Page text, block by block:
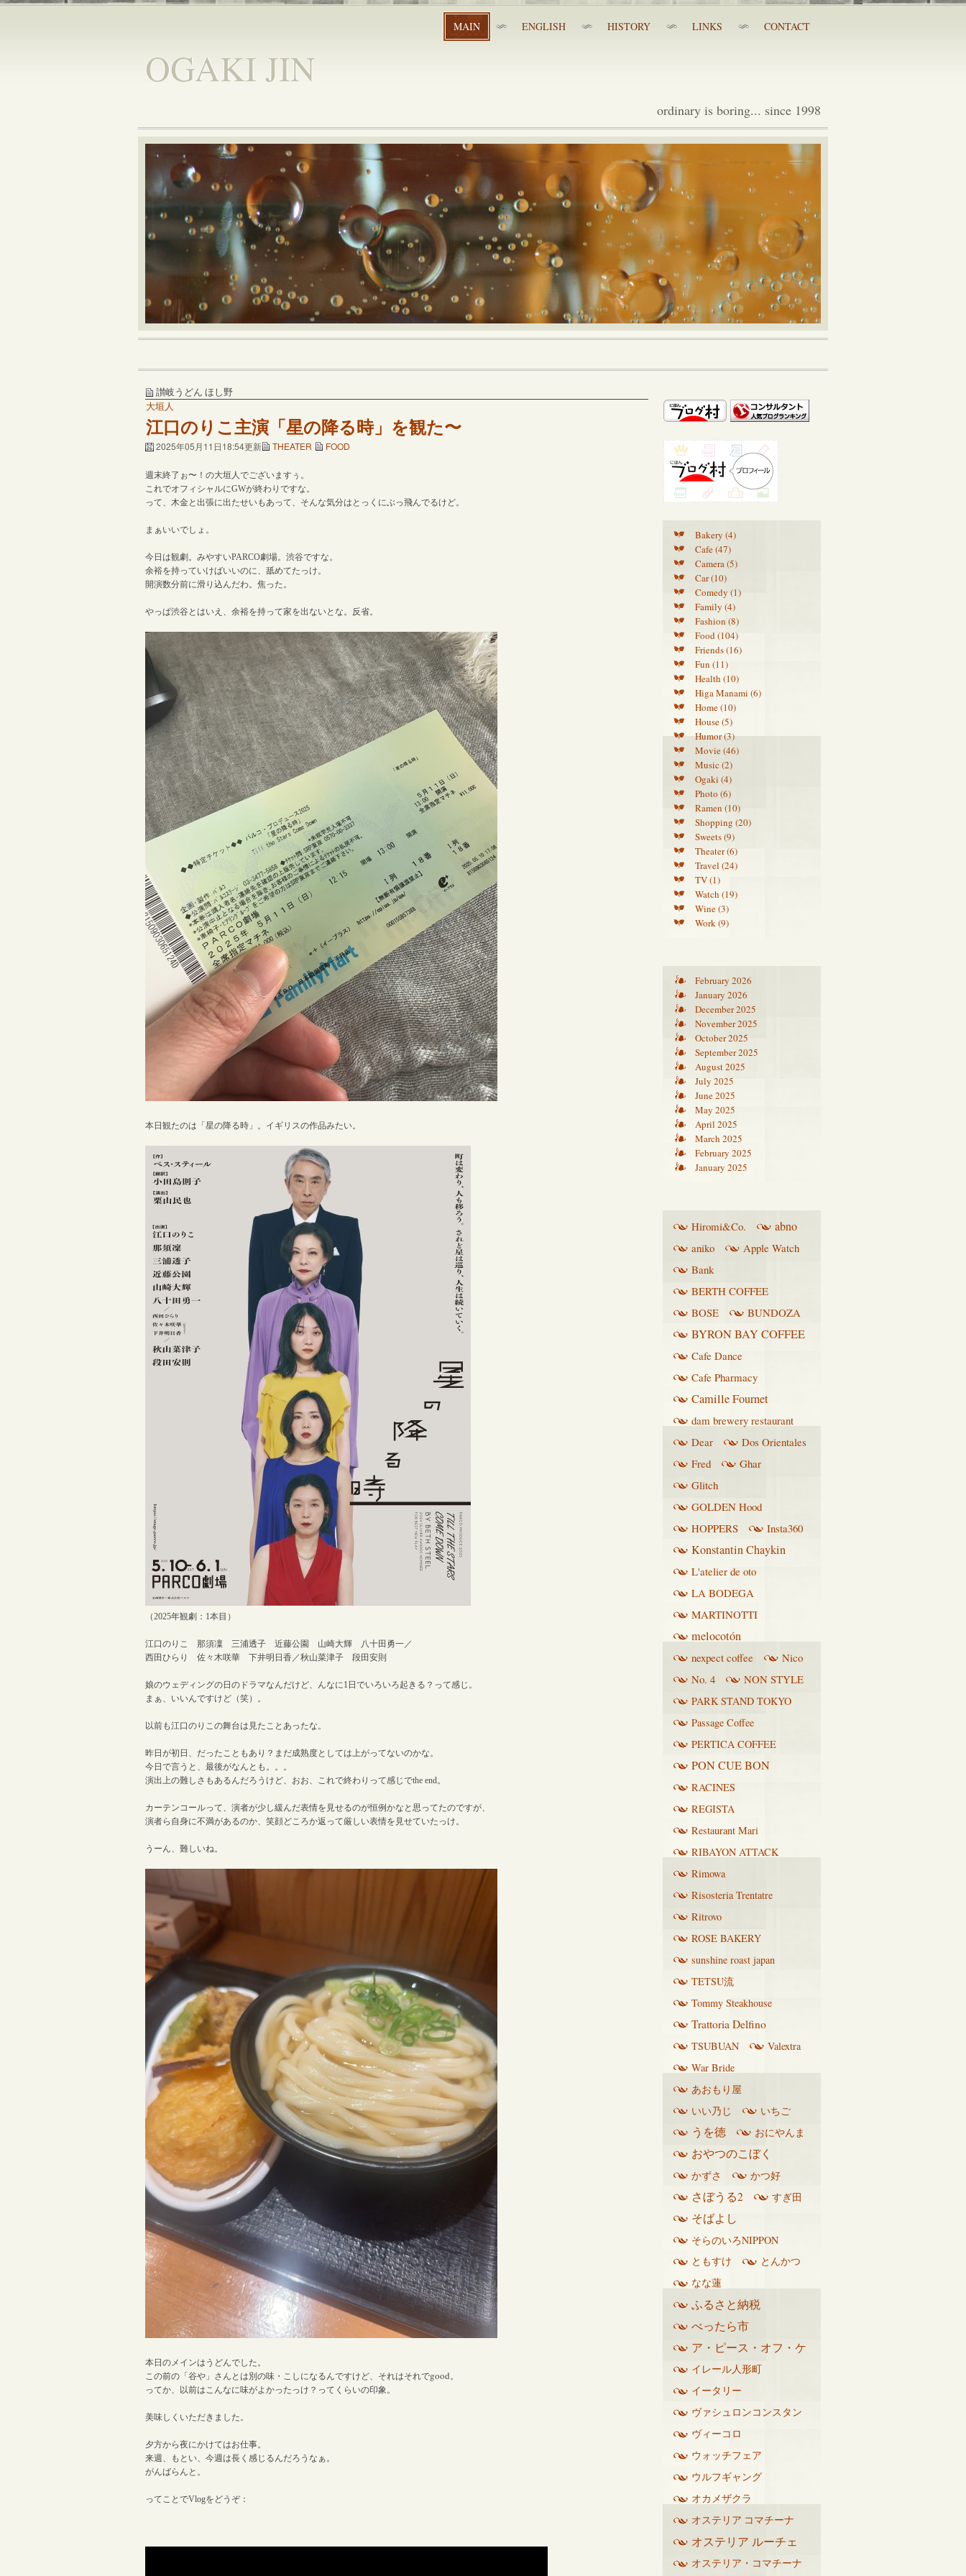
MAIN ENGLISH HISTORY LINKS CONTACT
OGAKI JIN
ordinary is boring... since 1998
讃岐うどん ほし野
大垣人
江口のりこ主演「星の降る時」を観た〜
2025年05月11日18:54更新 THEATER FOOD
週末終了ぉ〜！の大垣人でございますぅ。
これでオフィシャルにGWが終わりですな。
って、木金と出張に出たせいもあって、そんな気分はとっくにぶっ飛んでるけど。
まぁいいでしょ。
今日は観劇。みやすいPARCO劇場。渋谷ですな。
余裕を持っていけばいいのに、舐めてたっけ。
開演数分前に滑り込んだわ。焦った。
やっぱ渋谷とはいえ、余裕を持って家を出ないとな。反省。
本日観たのは「星の降る時」。イギリスの作品みたい。
（2025年観劇：1本目）
江口のりこ 那須凜 三浦透子 近藤公園 山崎大輝 八十田勇一／
西田ひらり 佐々木咲華 下井明日香／秋山菜津子 段田安則
娘のウェディングの日のドラマなんだけど、んなに1日でいろいろ起きる？って感じ。
まぁ、いいんですけど（笑）。
以前も江口のりこの舞台は見たことあったな。
昨日が初日、だったこともあり？まだ成熟度としては上がってないのかな。
今日で言うと、最後がなんとも。。。
演出上の難しさもあるんだろうけど、おお、これで終わりって感じでthe end。
カーテンコールって、演者が少し緩んだ表情を見せるのが恒例かなと思ってたのですが、
演者ら自身に不満があるのか、笑顔どころか返って厳しい表情を見せていたっけ。
うーん、難しいね。
本日のメインはうどんでした。
この前の「谷や」さんとは別の味・こしになるんですけど、それはそれでgood。
ってか、以前はこんなに味がよかったっけ？ってくらいの印象。
美味しくいただきました。
夕方から夜にかけてはお仕事。
来週、もとい、今週は長く感じるんだろうなぁ。
がんばらんと。
ってことでVlogをどうぞ：
Bakery (4)
Cafe (47)
Camera (5)
Car (10)
Comedy (1)
Family (4)
Fashion (8)
Food (104)
Friends (16)
Fun (11)
Health (10)
Higa Manami (6)
Home (10)
House (5)
Humor (3)
Movie (46)
Music (2)
Ogaki (4)
Photo (6)
Ramen (10)
Shopping (20)
Sweets (9)
Theater (6)
Travel (24)
TV (1)
Watch (19)
Wine (3)
Work (9)
February 2026
January 2026
December 2025
November 2025
October 2025
September 2025
August 2025
July 2025
June 2025
May 2025
April 2025
March 2025
February 2025
January 2025
Hiromi&Co. abno
aniko
Apple Watch
Bank
BERTH COFFEE
BOSE
BUNDOZA
BYRON BAY COFFEE
Cafe Dance
Cafe Pharmacy
Camille Fournet
dam brewery restaurant
Dear
Dos Orientales
Fred
Ghar
Glitch
GOLDEN Hood
HOPPERS
Insta360
Konstantin Chaykin
L'atelier de oto
LA BODEGA
MARTINOTTI
melocotón
nexpect coffee
Nico
No. 4
NON STYLE
PARK STAND TOKYO
Passage Coffee
PERTICA COFFEE
PON CUE BON
RACINES
REGISTA
Restaurant Mari
RIBAYON ATTACK
Rimowa
Risosteria Trentatre
Ritrovo
ROSE BAKERY
sunshine roast japan
TETSU流
Tommy Steakhouse
Trattoria Delfino
TSUBUAN
Valextra
War Bride
あおもり屋
いい乃じ
いちご
うを徳 おにやんま
おやつのこぼく
かずさ かつ好
さぼうる2 すぎ田
そばよし
そらのいろNIPPON
ともすけ
とんかつ
なな蓮
ふるさと納税
べったら市
ア・ピース・オフ・ケ
イク
イレール人形町
イータリー
ヴァシュロンコンスタン
タン
ヴィーコロ
ウォッチフェア
ウルフギャング
オカメザクラ
オステリア コマチーナ
オステリア ルーチェ
オステリア・コマチーナ